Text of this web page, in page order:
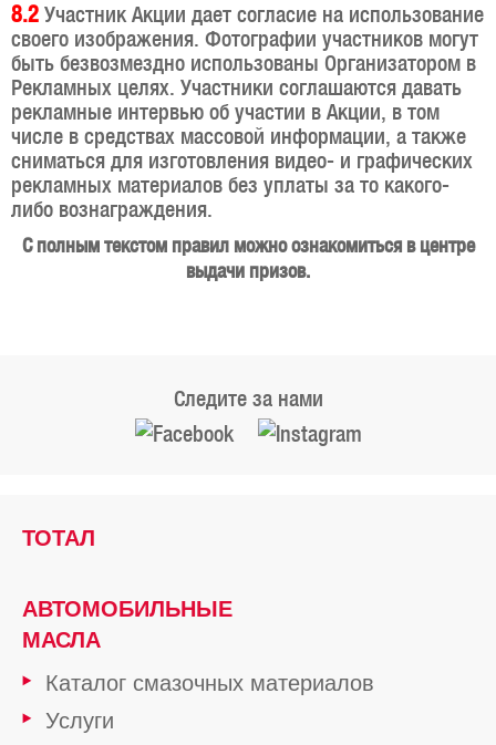
8.2 Участник Акции дает согласие на использование
своего изображения. Фотографии участников могут
быть безвозмездно использованы Организатором в
Рекламных целях. Участники соглашаются давать
рекламные интервью об участии в Акции, в том
числе в средствах массовой информации, а также
сниматься для изготовления видео- и графических
рекламных материалов без уплаты за то какого-
либо вознаграждения.
С полным текстом правил можно ознакомиться в центре
выдачи призов.
Следите за нами
ТОТАЛ
АВТОМОБИЛЬНЫЕ
МАСЛА
Каталог смазочных материалов
Услуги